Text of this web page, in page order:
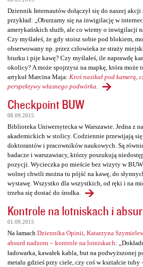
Dziennik Internautów dołączył się do naszej akcji
przykład: „Oburzamy się na inwigilację w
amerykańskich służb, ale co wiemy o inwigilacji
Czy myślałeś, że gdy stoisz sobie pod blokiem,
obserwowany np. przez człowieka ze straży
biurku i pije kawę? Czy myślałeś, ile naprawdę
okolicy? A może spojrzysz na mapkę, która może
artykuł Marcina Maja: Ktoś nasikał pod kamerą,
perspektywy własnego podwórka
Checkpoint BUW
08.09.2015
Biblioteka Uniwersytecka w Warszawie. Jedna z
akademickich w stolicy. Codziennie przewijają
doktorantów i pracowników naukowych. Są
badacze i warszawiacy, którzy poszukują
pozycji. Wycieczka po mieście bez wizyty w
wolnej chwili można tu pójść na kawę, do
wystawę. Wszystko dla wszystkich, od ręki i na
trzeba się dostać do środka.
Kontrole na lotniskach i
01.09.2015
Na łamach Dziennika Opinii, Katarzyna
absurd nadzoru – kontrole na lotniskach:
ładowarka, kawałek kabla, but na podwyższonej
metalu gdzieś przy ciele, czy coś w kształcie tuby